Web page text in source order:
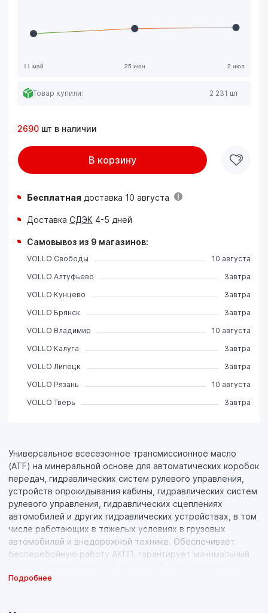
Универсальное всесезонное трансмиссионное масло
(ATF) на минеральной основе для автоматических коробок
передач, гидравлических систем рулевого управления,
устройств опрокидывания кабины, гидравлических систем
рулевого управления, гидравлических сцеплениях
автомобилей и других гидравлических устройствах, в том
числе работающих в тяжелых условиях в грузовых
автомобилей и внедорожной технике. Обеспечивает
бесперебойную работу АКПП, гарантирует минимальный
экономию топлива. Разработано на основании требований
Подробнее
Товар купили: 2 231 шт
2690 шт в наличии
В корзину
Бесплатная доставка 10 августа
Доставка СДЭК 4-5 дней
Самовывоз из 9 магазинов:
VOLLO Свободы
10 августа
VOLLO Алтуфьево
Завтра
VOLLO Кунцево
Завтра
VOLLO Брянск
Завтра
VOLLO Владимир
10 августа
VOLLO Калуга
Завтра
VOLLO Липецк
Завтра
VOLLO Рязань
10 августа
VOLLO Тверь
Завтра